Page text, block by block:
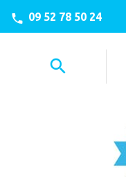
09 52 78 50 24